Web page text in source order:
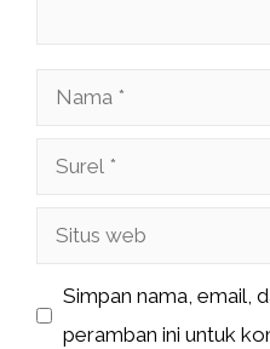
Nama
Surel
Situs
Simpan nama, email,
peramban ini untuk